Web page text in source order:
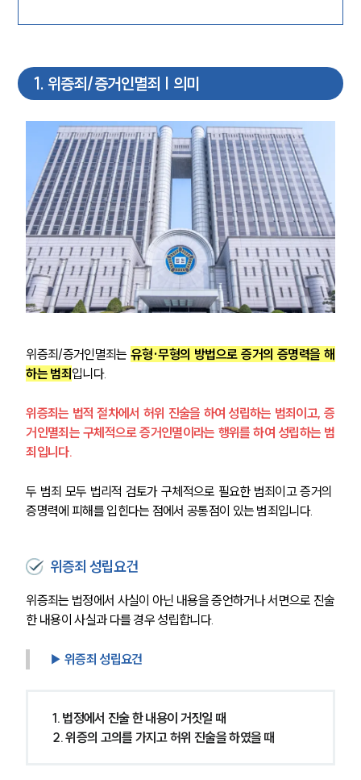
1. 위증죄/증거인멸죄 | 의미
위증죄/증거인멸죄는 유형·무형의 방법으로 증거의 증명력을 해
하는 범죄 입니다.
위증죄는 법적 절차에서 허위 진술을 하여 성립하는 범죄이고, 증
거인멸죄는 구체적으로 증거인멸이라는 행위를 하여 성립하는 범
죄입니다.
두 범죄 모두 법리적 검토가 구체적으로 필요한 범죄이고 증거의
증명력에 피해를 입힌다는 점에서 공통점이 있는 범죄입니다.
위증죄 성립요건
위증죄는 법정에서 사실이 아닌 내용을 증언하거나 서면으로 진술
한 내용이 사실과 다를 경우 성립합니다.
▶ 위증죄 성립요건
1. 법정에서 진술 한 내용이 거짓일 때
2. 위증의 고의를 가지고 허위 진술을 하였을 때